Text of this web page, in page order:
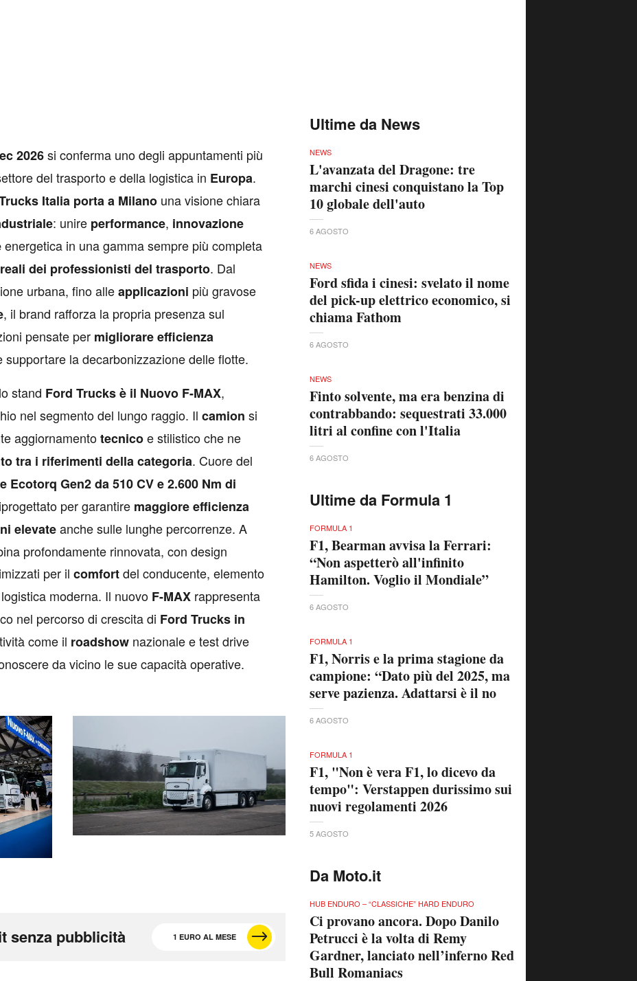
2026si conferma uno degli appuntamenti più
del trasporto e della logistica in Europa.
Italia porta a Milano una visione chiara
: unire performance, innovazione
energetica in una gamma sempre più completa
dei professionisti del trasporto. Dal
urbana, fino alleapplicazioni più gravose
, il brand rafforza la propria presenza sul
pensate per migliorare efficienza
supportare la decarbonizzazione delle flotte.
stand Ford Trucks è il Nuovo F-MAX,
nel segmento del lungo raggio. Il camion si
aggiornamentotecnicoe stilistico che ne
tra i riferimenti della categoria. Cuore del
Ecotorq Gen2 da 510 CV e 2.600 Nm di
per garantire maggiore efficienza
elevateanche sulle lunghe percorrenze. A
profondamente rinnovata, con design
per il comfortdel conducente, elemento
moderna. Il nuovo F-MAX rappresenta
nel percorso di crescita di Ford Trucks in
come il roadshow nazionale e test drive
da vicino le sue capacità operative.
senza pubblicità 1 EURO AL MESE
Ultime da News
NEWS
L'avanzata del Dragone: tre
marchi cinesi conquistano la Top
10 globale dell'auto
6 AGOSTO
NEWS
Ford sfida i cinesi: svelato il nome
del pick-up elettrico economico, si
chiama Fathom
6 AGOSTO
NEWS
Finto solvente, ma era benzina di
contrabbando: sequestrati 33.000
litri al confine con l'Italia
6 AGOSTO
Ultime da Formula 1
FORMULA 1
F1, Bearman avvisa la Ferrari:
“Non aspetterò all'infinito
Hamilton. Voglio il Mondiale”
6 AGOSTO
FORMULA 1
F1, Norris e la prima stagione da
campione: “Dato più del 2025, ma
serve pazienza. Adattarsi è il no
6 AGOSTO
FORMULA 1
F1, "Non è vera F1, lo dicevo da
tempo": Verstappen durissimo sui
nuovi regolamenti 2026
5 AGOSTO
Da Moto.it
HUB ENDURO – “CLASSICHE” HARD ENDURO
Ci provano ancora. Dopo Danilo
Petrucci è la volta di Remy
Gardner, lanciato nell’inferno Red
Bull Romaniacs